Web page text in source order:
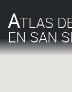
ATLAS
EN SAN